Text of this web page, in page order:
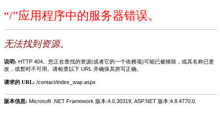
“/”应用程序中的服务器错误。
无法找到资源。
说明: HTTP 404。您正在查找的资源(或者它的一个依赖项)可能已被移除，或其名称已更
改，或暂时不可用。请检查以下 URL 并确保其拼写正确。
请求的 URL: /contact/index_wap.aspx
版本信息: Microsoft .NET Framework 版本:4.0.30319; ASP.NET 版本:4.8.4770.0